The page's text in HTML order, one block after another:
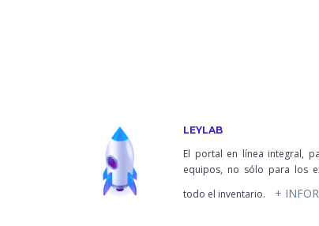
LEYLAB
El portal en línea integral,
equipos, no sólo para los
todo el inventario.
+